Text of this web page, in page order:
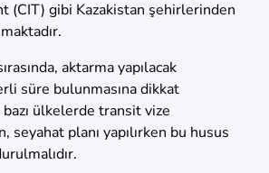
(CIT) gibi Kazakistan şehirlerinden
aktarma yapılacak
süre bulunmasına dikkat
ülkelerde transit vize
seyahat planı yapılırken bu husus